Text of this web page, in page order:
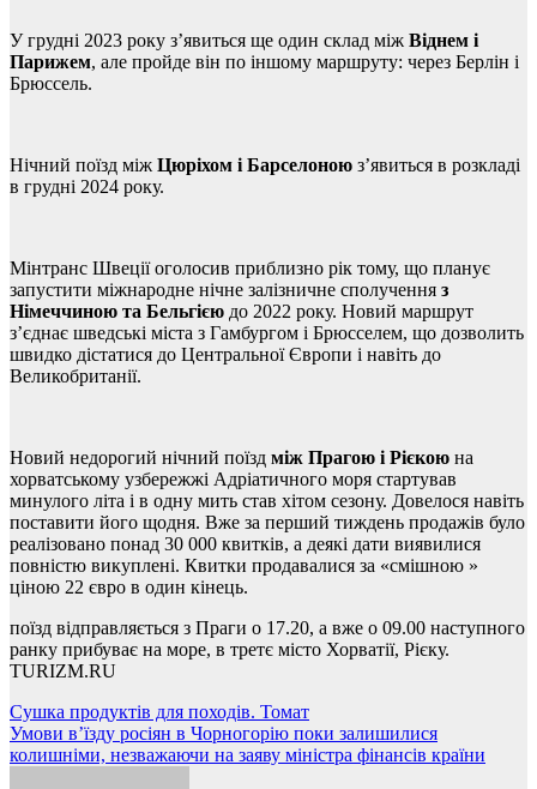
У грудні 2023 року з’явиться ще один склад між Віднем і
Парижем, але пройде він по іншому маршруту: через Берлін і
Брюссель.
Нічний поїзд між Цюріхом і Барселоною з’явиться в розкладі
в грудні 2024 року.
Мінтранс Швеції оголосив приблизно рік тому, що планує
запустити міжнародне нічне залізничне сполучення з
Німеччиною та Бельгією до 2022 року. Новий маршрут
з’єднає шведські міста з Гамбургом і Брюсселем, що дозволить
швидко дістатися до Центральної Європи і навіть до
Великобританії.
Новий недорогий нічний поїзд між Прагою і Рієкою на
хорватському узбережжі Адріатичного моря стартував
минулого літа і в одну мить став хітом сезону. Довелося навіть
поставити його щодня. Вже за перший тиждень продажів було
реалізовано понад 30 000 квитків, а деякі дати виявилися
повністю викуплені. Квитки продавалися за «смішною »
ціною 22 євро в один кінець.
поїзд відправляється з Праги о 17.20, а вже о 09.00 наступного
ранку прибуває на море, в третє місто Хорватії, Рієку.
TURIZM.RU
Навігація
записів
Сушка продуктів для походів. Томат
Умови в’їзду росіян в Чорногорію поки залишилися
колишніми, незважаючи на заяву міністра фінансів країни